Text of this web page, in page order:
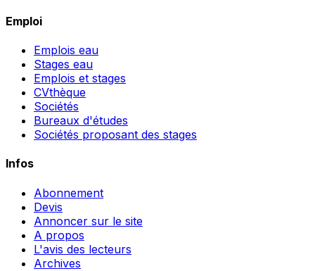
Emploi
Emplois eau
Stages eau
Emplois et stages
CVthèque
Sociétés
Bureaux d'études
Sociétés proposant des stages
Infos
Abonnement
Devis
Annoncer sur le site
A propos
L'avis des lecteurs
Archives